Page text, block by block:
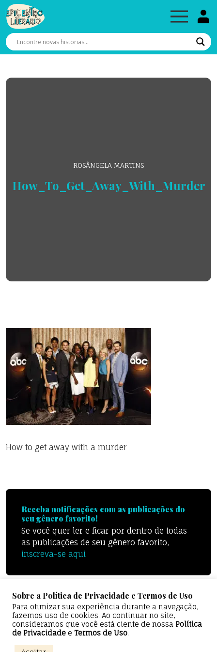
ROSÂNGELA MARTINS
How_To_Get_Away_With_Murder
How to get away with a murder
Receba notificações com as publicações do
seu gênero favorito!
Se você quer ler e ficar por dentro de todas
as publicações de seu gênero favorito,
inscreva-se aqui
Sobre a Política de Privacidade e Termos de Uso
Para otimizar sua experiência durante a navegação,
fazemos uso de cookies. Ao continuar no site,
consideramos que você está ciente de nossa Política
de Privacidade e Termos de Uso.